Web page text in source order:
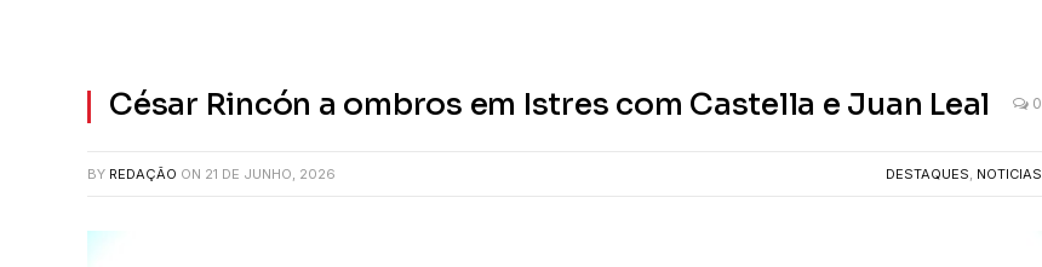
César Rincón a ombros em Istres com Castella e Juan Leal 0
BY REDAÇÃO ON 21 DE JUNHO, 2026 DESTAQUES, NOTICIAS